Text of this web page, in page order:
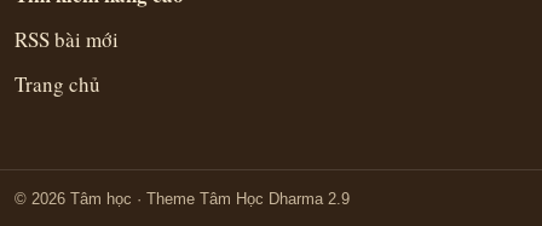
RSS bài mới
Trang chủ
© 2026 Tâm học · Theme Tâm Học Dharma 2.9